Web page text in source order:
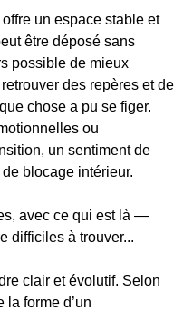
un espace stable et
être déposé sans
possible de mieux
des repères et de
chose a pu se figer.
ou
un sentiment de
blocage intérieur.
avec ce qui est là —
difficiles à trouver...
clair et évolutif. Selon
forme d’un